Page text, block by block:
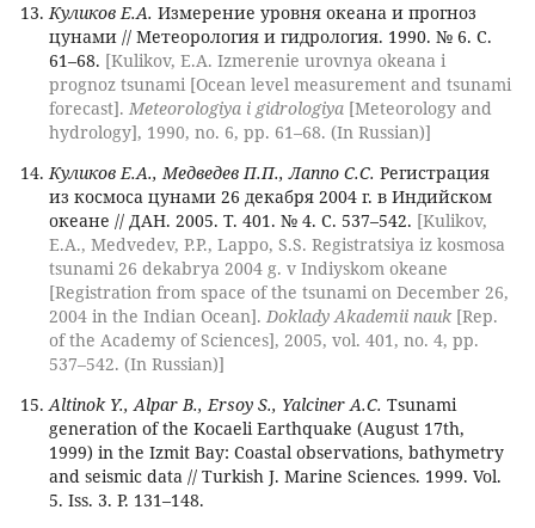
Куликов Е.А. Измерение уровня океана и прогноз
цунами // Метеорология и гидрология. 1990. № 6. С.
61–68. [Kulikov, E.A. Izmerenie urovnya okeana i
prognoz tsunami [Ocean level measurement and tsunami
forecast]. Meteorologiya i gidrologiya[Meteorology and
hydrology], 1990, no. 6, pp. 61–68. (In Russian)]
Куликов Е.А., Медведев П.П., Лаппо С.С. Регистрация
из космоса цунами 26 декабря 2004 г. в Индийском
океане // ДАН. 2005. Т. 401. № 4. С. 537–542. [Kulikov,
E.A., Medvedev, P.P., Lappo, S.S. Registratsiya iz kosmosa
tsunami 26 dekabrya 2004 g. v Indiyskom okeane
[Registration from space of the tsunami on December 26,
2004 in the Indian Ocean]. Doklady Akademii nauk[Rep.
of the Academy of Sciences], 2005, vol. 401, no. 4, pp.
537–542. (In Russian)]
Altinok Y., Alpar B., Ersoy S., Yalciner A.C. Tsunami
generation of the Kocaeli Earthquake (August 17th,
1999) in the Izmit Bay: Coastal observations, bathymetry
and seismic data // Turkish J. Marine Sciences. 1999. Vol.
5. Iss. 3. P. 131–148.